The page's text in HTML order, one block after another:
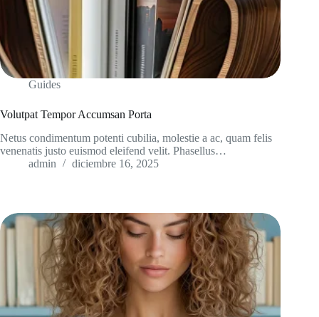
Guides
Volutpat Tempor Accumsan Porta
Netus condimentum potenti cubilia, molestie a ac, quam felis
venenatis justo euismod eleifend velit. Phasellus…
admin
diciembre 16, 2025